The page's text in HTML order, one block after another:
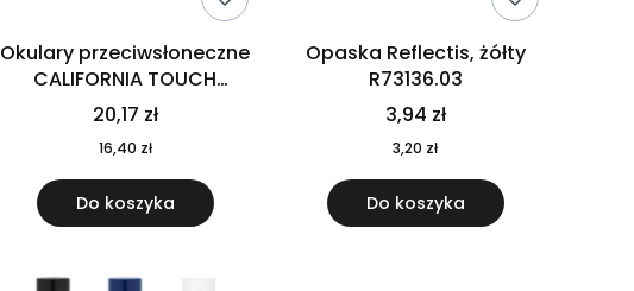
Okulary przeciwsłoneczne
CALIFORNIA TOUCH
MO9617-10
20,17 zł
16,40 zł
Do koszyka
Opaska Reflectis, żółty
R73136.03
3,94 zł
3,20 zł
Do koszyka